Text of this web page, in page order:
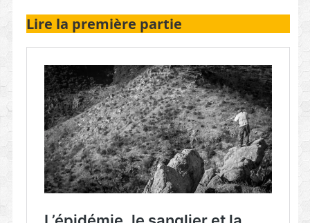
Lire la première partie